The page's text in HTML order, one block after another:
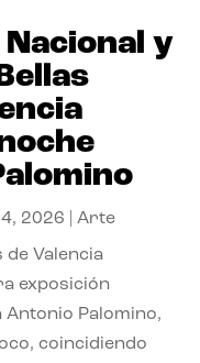
y
2026 |Arte
de Valencia
exposición
Palomino,
coincidiendo